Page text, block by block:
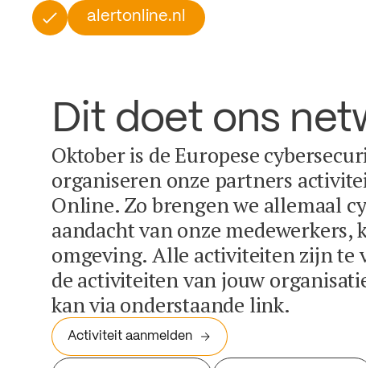
alertonline.nl
Dit doet ons
Oktober is de Europese
organiseren onze partners
Online. Zo brengen we allemaal
aandacht van onze
omgeving. Alle activiteiten zijn te
de activiteiten van jouw
kan via onderstaande link.
Activiteit aanmelden